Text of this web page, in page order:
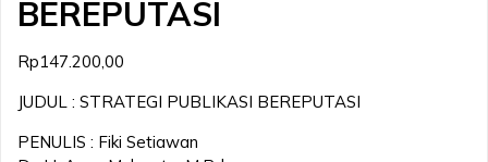
BEREPUTASI
Rp147.200,00
JUDUL : STRATEGI PUBLIKASI BEREPUTASI
PENULIS : Fiki Setiawan